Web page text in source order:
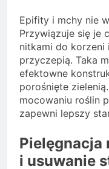
Epifity i mchy nie
Przywiązuje się je
nitkami do korzeni
przyczepią. Taka
efektowne
porośnięte
mocowaniu roślin
zapewni lepszy
Pielęgnacja
i usuwanie